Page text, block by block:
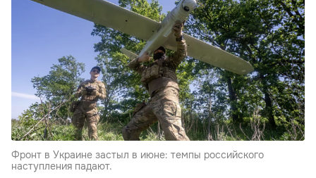
Фронт в Украине застыл в июне: темпы российского
наступления падают.